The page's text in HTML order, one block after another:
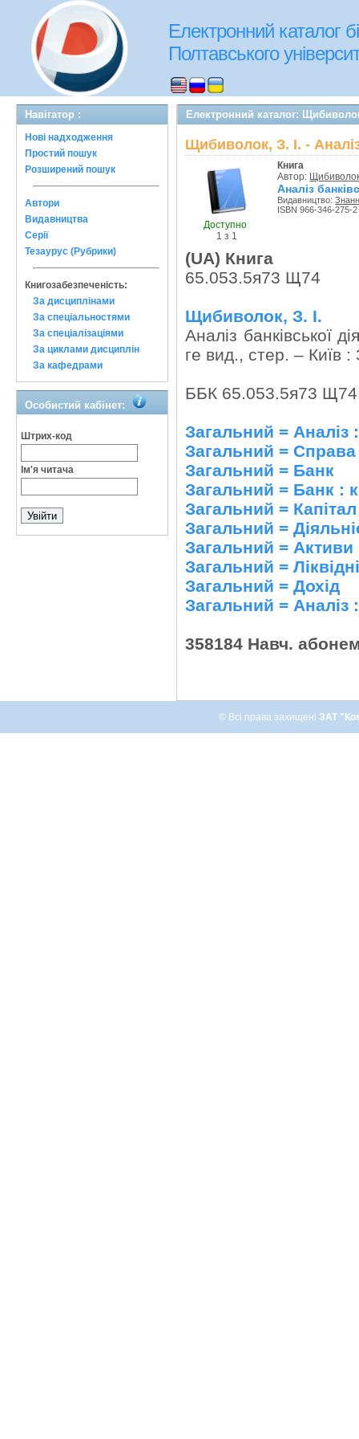
Електронний каталог
Полтавського
Навігатор :
Нові надходження
Простий пошук
Розширений пошук
Автори
Видавництва
Серії
Тезаурус (Рубрики)
Книгозабезпеченість:
За дисциплінами
За спеціальностями
За спеціалізаціями
За циклами дисциплін
За кафедрами
Особистий кабінет:
Штрих-код
Ім'я читача
Електронний каталог:
Щибиволок, З. I. - Аналіз
Доступно
1 з 1
Книга
Автор:
Аналіз
Видавництво:
ISBN 966-346-275-2
(UA) Книга
65.053.5я73 Щ74
Щибиволок, З. I.
Аналіз банківської
ге вид., стер. – Київ
ББК 65.053.5я73 Щ74
Загальний = Аналіз
Загальний = Справа
Загальний = Банк
Загальний = Банк :
Загальний = Капітал
Загальний =
Загальний = Активи
Загальний =
Загальний = Дохід
Загальний = Аналіз
358184 Навч.
© Всі права захищені ЗАТ